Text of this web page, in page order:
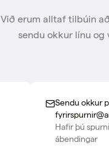
Við erum alltaf tilbúin
sendu okkur línu
Sendu okkur
Hafir þú
ábendingar